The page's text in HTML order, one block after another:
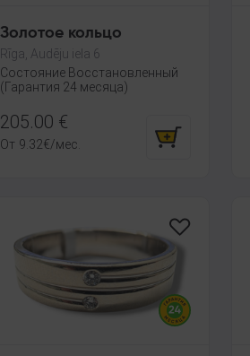
Золотое кольцо
Rīga, Audēju iela 6
Состояние Восстановленный
(Гарантия 24 месяца)
205.00 €
От 9.32€/мес.